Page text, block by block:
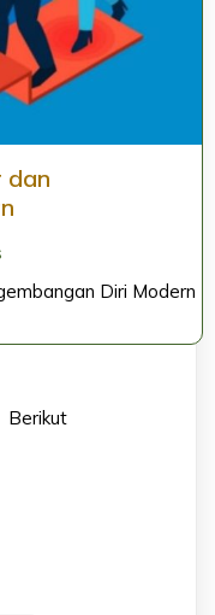
dan
Diri Modern
Berikut